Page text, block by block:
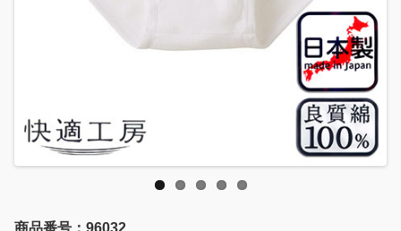
商品番号：96032